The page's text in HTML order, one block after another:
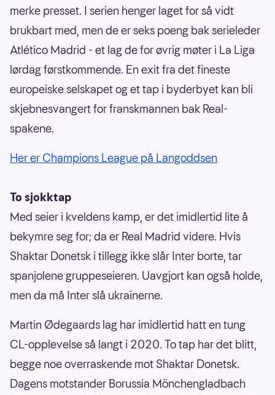
merke presset. I serien henger laget for så vidt
brukbart med, men de er seks poeng bak serieleder
Atlético Madrid - et lag de for øvrig møter i La Liga
lørdag førstkommende. En exit fra det fineste
europeiske selskapet og et tap i byderbyet kan bli
skjebnesvangert for franskmannen bak Real-
spakene.
Her er Champions League på Langoddsen
To sjokktap
Med seier i kveldens kamp, er det imidlertid lite å
bekymre seg for; da er Real Madrid videre. Hvis
Shaktar Donetsk i tillegg ikke slår Inter borte, tar
spanjolene gruppeseieren. Uavgjort kan også holde,
men da må Inter slå ukrainerne.
Martin Ødegaards lag har imidlertid hatt en tung
CL-opplevelse så langt i 2020. To tap har det blitt,
begge noe overraskende mot Shaktar Donetsk.
Dagens motstander Borussia Mönchengladbach